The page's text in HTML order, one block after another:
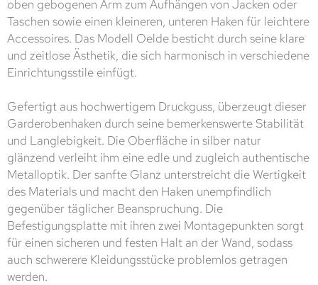
oben gebogenen Arm zum Aufhängen von Jacken oder
Taschen sowie einen kleineren, unteren Haken für leichtere
Accessoires. Das Modell Oelde besticht durch seine klare
und zeitlose Ästhetik, die sich harmonisch in verschiedene
Einrichtungsstile einfügt.
Gefertigt aus hochwertigem Druckguss, überzeugt dieser
Garderobenhaken durch seine bemerkenswerte Stabilität
und Langlebigkeit. Die Oberfläche in silber natur
glänzend verleiht ihm eine edle und zugleich authentische
Metalloptik. Der sanfte Glanz unterstreicht die Wertigkeit
des Materials und macht den Haken unempfindlich
gegenüber täglicher Beanspruchung. Die
Befestigungsplatte mit ihren zwei Montagepunkten sorgt
für einen sicheren und festen Halt an der Wand, sodass
auch schwerere Kleidungsstücke problemlos getragen
werden.